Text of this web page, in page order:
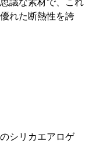
れた断熱性を誇
シリカエアロゲ